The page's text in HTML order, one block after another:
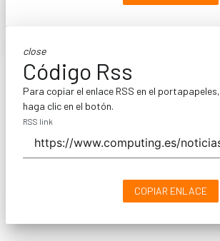
close
Código Rss
Para copiar el enlace RSS en el portapapeles,
haga clic en el botón.
RSS link
COPIAR ENLACE